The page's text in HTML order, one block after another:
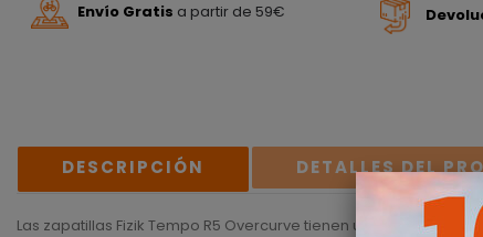
Envío Gratis a partir de 59€
DESCRIPCIÓN DETALLES DEL
Las zapatillas Fizik Tempo R5 Overcurve tienen un ajuste